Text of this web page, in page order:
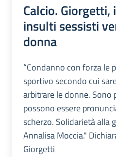
Calcio.
insulti sessisti
donna
“Condanno con forza le
sportivo secondo cui
arbitrare le donne. Sono
possono essere
scherzo. Solidarietà alla
Annalisa Moccia."
Giorgetti